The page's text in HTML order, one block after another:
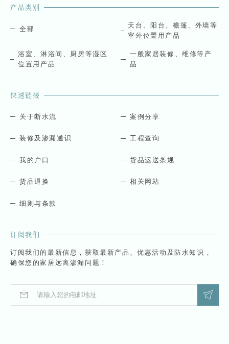
产品类别
全部
天台、阳台、檐篷、外墙等
室外位置用产品
浴室、淋浴间、厨房等湿区
位置用产品
一般家居装修、维修等产
品
快速链接
关于断水流 案例分享
装修及渗漏通识 工程查询
我的户口 货品运送条规
货品退换 相关网站
细则与条款
订阅我们
订阅我们的最新信息，获取最新产品、优惠活动及防水知识，
确保您的家居远离渗漏问题！
a
a